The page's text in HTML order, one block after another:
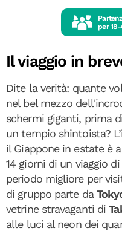
per
Il viaggio in
Dite la verità: quante
nel bel mezzo
schermi giganti, prima
un tempio shintoista?
il Giappone in estate è
14 giorni di un viaggio
periodo migliore per
di gruppo parte da
vetrine stravaganti di
alle luci al neon dei